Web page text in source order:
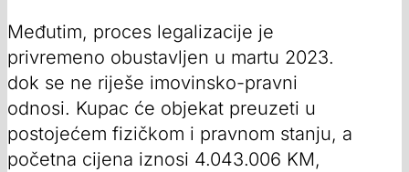
Međutim, proces legalizacije je
privremeno obustavljen u martu 2023.
dok se ne riješe imovinsko-pravni
odnosi. Kupac će objekat preuzeti u
postojećem fizičkom i pravnom stanju, a
početna cijena iznosi 4.043.006 KM,